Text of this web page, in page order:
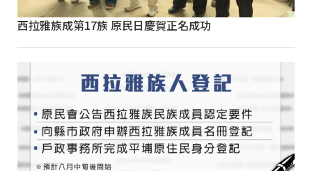
西拉雅族成第17族 原民日慶賀正名成功